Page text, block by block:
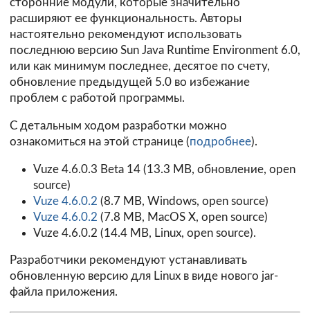
сторонние модули, которые значительно
расширяют ее функциональность. Авторы
настоятельно рекомендуют использовать
последнюю версию Sun Java Runtime Environment 6.0,
или как минимум последнее, десятое по счету,
обновление предыдущей 5.0 во избежание
проблем с работой программы.
C детальным ходом разработки можно
ознакомиться на этой странице (подробнее).
Vuze 4.6.0.3 Beta 14(13.3 MB, обновление, open
source)
Vuze 4.6.0.2 (8.7 MB, Windows, open source)
Vuze 4.6.0.2 (7.8 MB, MacOS X, open source)
Vuze 4.6.0.2 (14.4 MB, Linux, open source).
Разработчики рекомендуют устанавливать
обновленную версию для Linux в виде нового jar-
файла приложения.